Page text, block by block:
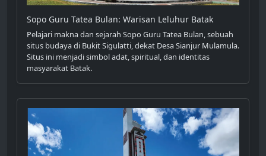
Sopo Guru Tatea Bulan: Warisan Leluhur Batak
Pelajari makna dan sejarah Sopo Guru Tatea Bulan, sebuah
situs budaya di Bukit Sigulatti, dekat Desa Sianjur Mulamula.
Situs ini menjadi simbol adat, spiritual, dan identitas
masyarakat Batak.